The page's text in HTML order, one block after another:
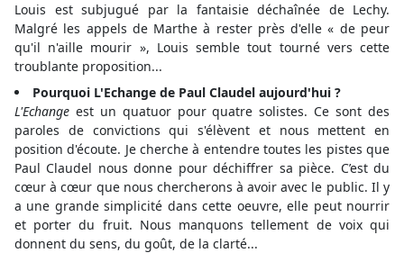
Louis est subjugué par la fantaisie déchaînée de Lechy.
Malgré les appels de Marthe à rester près d'elle « de peur
qu'il n'aille mourir », Louis semble tout tourné vers cette
troublante proposition...
Pourquoi L'Echange de Paul Claudel aujourd'hui ?
L'Echange est un quatuor pour quatre solistes. Ce sont des
paroles de convictions qui s'élèvent et nous mettent en
position d'écoute. Je cherche à entendre toutes les pistes que
Paul Claudel nous donne pour déchiffrer sa pièce. C’est du
cœur à cœur que nous chercherons à avoir avec le public. Il y
a une grande simplicité dans cette oeuvre, elle peut nourrir
et porter du fruit. Nous manquons tellement de voix qui
donnent du sens, du goût, de la clarté...